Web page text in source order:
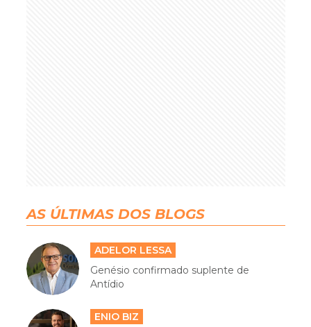
AS ÚLTIMAS DOS BLOGS
ADELOR LESSA
Genésio confirmado suplente de
Antídio
ENIO BIZ